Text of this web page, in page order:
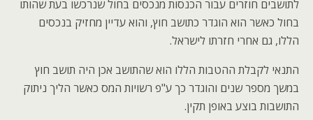
לתושבים חוזרים עבור הכנסות מנכסים בחול שנרכשו בעת שהותו
בחול כאשר הוא הוגדר כתושב חוץ, והוא עדיין מחזיק בנכסים
הללו, גם אחרי חזרתו לישראל.
התנאי לקבלת ההטבות הללו הוא שהתושב אכן היה תושב חוץ
במשך מספר שנים והוגדר כך ע"פ רשויות המס כאשר הליך ניתוק
התושבות בוצע באופן תקין.